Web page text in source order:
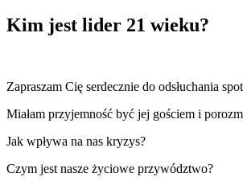
Kim jest lider 21 wieku?
Zapraszam Cię serdecznie do odsłuchania
Miałam przyjemność być jej gościem i
Jak wpływa na nas kryzys?
Czym jest nasze życiowe przywództwo?